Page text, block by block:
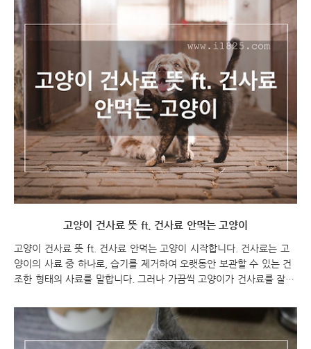
ft. 건사료 동결건조 고양이 건사료 고양이 건사료 시기 고양이 건사료
시기는 고양이의 연령, 활동 수준, 건강 상태, 사료의 종류 및 브랜드에
따라 다를 수 있습니다. 일반적으로 성체로 성장이 마친 성인 고양이
의 경우, 건사료를 고정된 양과 빈도로 급여하면 됩니다. 고양이의 연
령, 활동 수준, 체중 등에 따라 사료의 양을 조절하고, 고양이의 몸 상
태를 주기적으로 확인하여..
고양이 건사료 뜻 ft. 건사료 안먹는 고양이
고양이 건사료 뜻 ft. 건사료 안먹는 고양이 시작합니다. 건사료는 고
양이의 사료 중 하나로, 습기를 제거하여 오랫동안 보관할 수 있는 건
조한 형태의 사료를 말합니다. 그러나 가끔씩 고양이가 건사료를 잘 먹
겠습니다. "고양이가 건사료를 안먹는 경우 다양한 원인이 있을 수 있
습니다. 건사료를 먹지 않는 고양이의 건강을 위해서는 그 원인을 파
악하고 대처하는 것이 중요합니다. 아래에서 몇 가지 가능한 원인과 대